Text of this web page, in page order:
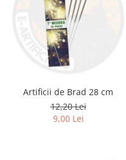
Artificii de Brad 28 cm
12,20 Lei
9,00 Lei